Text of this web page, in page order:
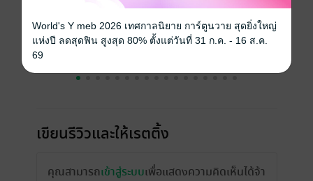
เขียนรีวิวและให้เรตติ้ง
คุณสามารถเข้าสู่ระบบเพื่อแสดงความคิดเห็นได้จ้า
World's Y meb 2026 เทศกาลนิยาย การ์ตูนวาย สุดยิ่งใหญ่
แห่งปี ลดสุดฟิน สูงสุด 80% ตั้งแต่วันที่ 31 ก.ค. - 16 ส.ค.
69